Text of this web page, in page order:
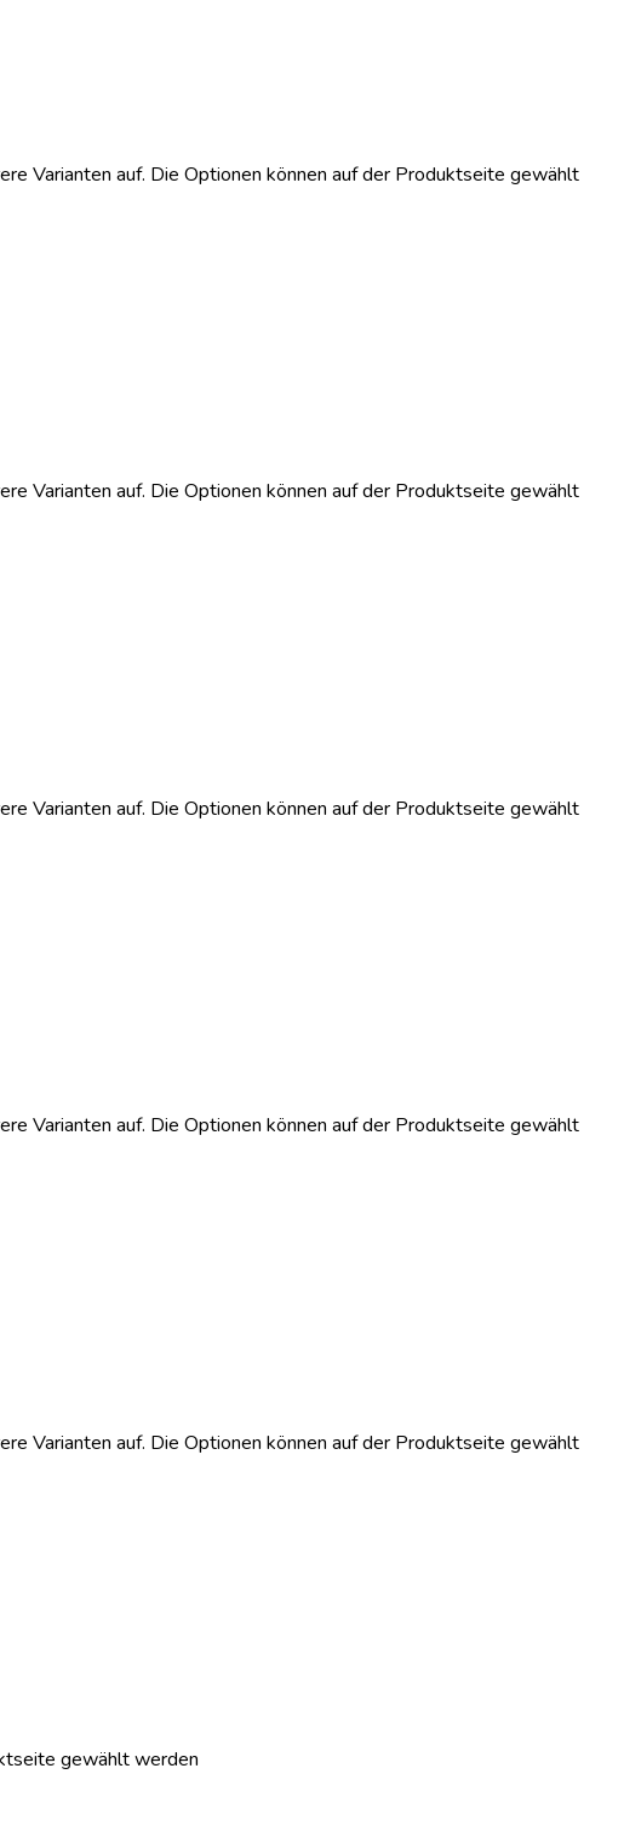
Varianten auf. Die Optionen können auf der Produktseite gewählt
Varianten auf. Die Optionen können auf der Produktseite gewählt
Varianten auf. Die Optionen können auf der Produktseite gewählt
Varianten auf. Die Optionen können auf der Produktseite gewählt
Varianten auf. Die Optionen können auf der Produktseite gewählt
gewählt werden